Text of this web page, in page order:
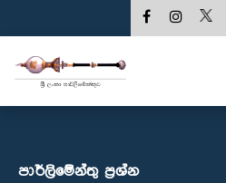
පාර්ලි‌මේන්තු‌ ප්‍රශ්න